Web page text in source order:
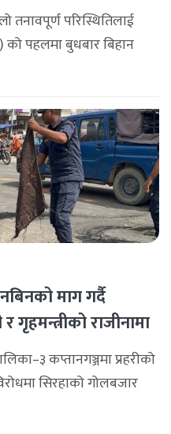
तनावपूर्ण परिस्थितिलाई
को पहलमा बुधबार बिहान
रास्वपाका सभापति रवि
माग गर्दै
र गृहमन्त्रीको राजीनामा
कप्तानगञ्जमा प्रहरीको
सिरहाको गोलबजार
स्थानीयले प्रदर्शन गरेका